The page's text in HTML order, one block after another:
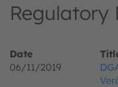
Regulatory
Date
06/11/2019